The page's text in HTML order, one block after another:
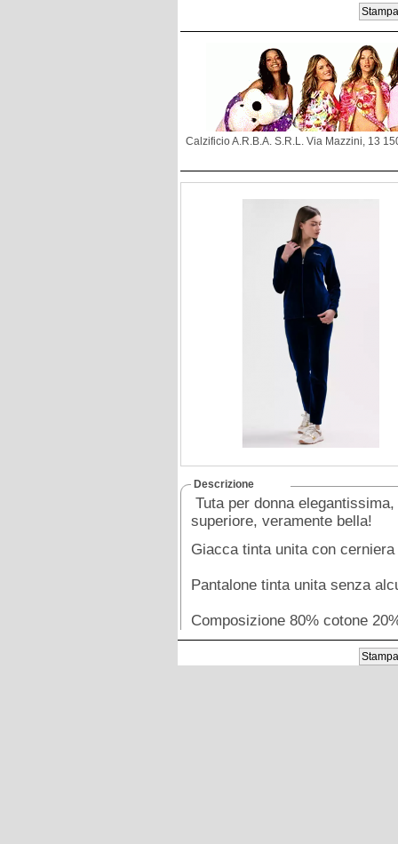
Calzificio A.R.B.A. S.R.L. Via Mazzini, 13
Descrizione
Tuta per donna
superiore, veramente bella!
Giacca tinta unita con
Pantalone tinta unita senza
Composizione 80% cotone